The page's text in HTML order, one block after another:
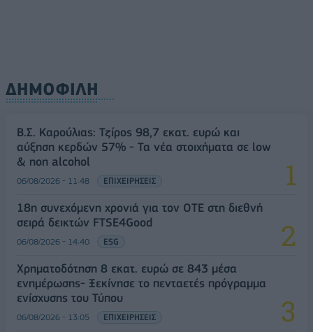
ΔΗΜΟΦΙΛΗ
Β.Σ. Καρούλιας: Τζίρος 98,7 εκατ. ευρώ και
αύξηση κερδών 57% - Τα νέα στοιχήματα σε low
& non alcohol
06/08/2026 - 11:48 ΕΠΙΧΕΙΡΗΣΕΙΣ
18η συνεχόμενη χρονιά για τον ΟΤΕ στη διεθνή
σειρά δεικτών FTSE4Good
06/08/2026 - 14:40 ESG
Χρηματοδότηση 8 εκατ. ευρώ σε 843 μέσα
ενημέρωσης- Ξεκίνησε το πενταετές πρόγραμμα
ενίσχυσης του Τύπου
06/08/2026 - 13:05 ΕΠΙΧΕΙΡΗΣΕΙΣ